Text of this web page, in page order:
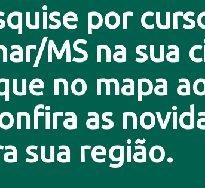
por
MS na sua
no mapa
as
sua região.